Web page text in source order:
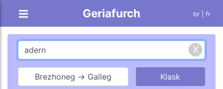
Geriafurch br | fr
Brezhoneg → Galleg